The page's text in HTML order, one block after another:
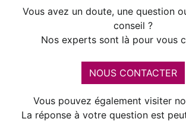
Vous avez un doute, une question
conseil ?
Nos experts sont là pour vous
NOUS CONTACTER
Vous pouvez également visiter
La réponse à votre question est